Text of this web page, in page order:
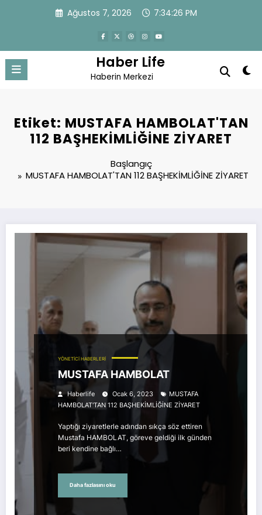
Ağustos 7, 2026 7:34:26 PM
Haber Life
Haberin Merkezi
Etiket: MUSTAFA HAMBOLAT'TAN
112 BAŞHEKİMLİĞİNE ZİYARET
Başlangıç
MUSTAFA HAMBOLAT'TAN 112 BAŞHEKİMLİĞİNE ZİYARET
YÖNETİCİ HABERLERİ
MUSTAFA HAMBOLAT
Haberlife Ocak 6, 2023
MUSTAFA
HAMBOLAT'TAN 112 BAŞHEKİMLİĞİNE ZİYARET
Yaptığı ziyaretlerle adından sıkça söz ettiren
Mustafa HAMBOLAT, göreve geldiği ilk günden
beri kendine bağlı…
Daha fazlasını oku